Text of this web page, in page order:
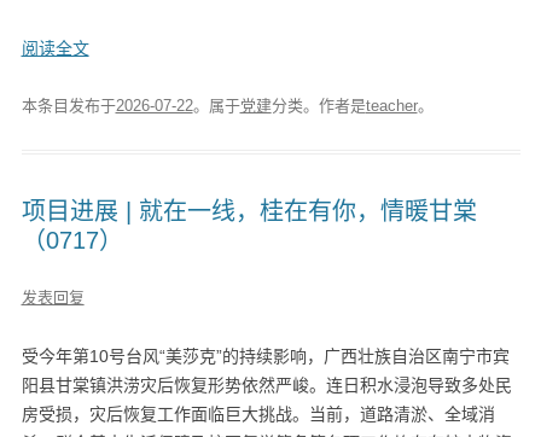
阅读全文
本条目发布于2026-07-22。属于党建分类。 作者是teacher。
项目进展 | 就在一线，桂在有你，情暖甘棠
（0717）
发表回复
受今年第10号台风“美莎克”的持续影响，广西壮族自治区南宁市宾
阳县甘棠镇洪涝灾后恢复形势依然严峻。连日积水浸泡导致多处民
房受损，灾后恢复工作面临巨大挑战。当前，道路清淤、全域消